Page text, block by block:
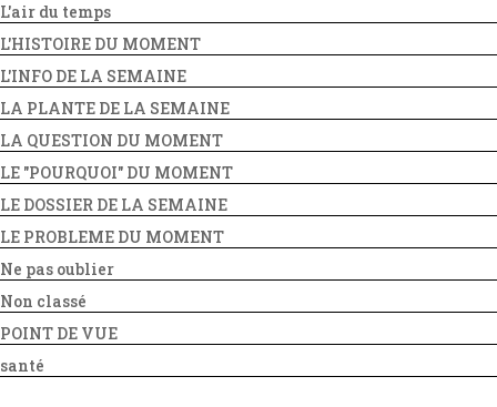
L'air du temps
L'HISTOIRE DU MOMENT
L'INFO DE LA SEMAINE
LA PLANTE DE LA SEMAINE
LA QUESTION DU MOMENT
LE "POURQUOI" DU MOMENT
LE DOSSIER DE LA SEMAINE
LE PROBLEME DU MOMENT
Ne pas oublier
Non classé
POINT DE VUE
santé